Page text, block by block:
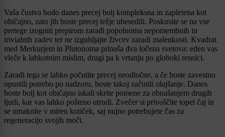
Vaša čustva bodo danes precej bolj kompleksna in zapletena kot
običajno, zato jih boste precej težje ubesedili. Poskusite se na vse
pretege izogniti prepirom zaradi popolnoma nepomembnih in
trivialnih zadev ter ne izgubljajte živcev zaradi malenkosti. Kvadrat
med Merkurjem in Plutonoma prinaša dva ločena svetova: eden vas
vleče k lahkotnim mislim, drugi pa k vrtanju po globoki resnici.
Zaradi tega se lahko počutite precej neodločne, a če boste zavestno
opustili potrebo po nadzoru, boste takoj začutili olajšanje. Danes
boste bolj kot običajno iskali skrite pomene za obnašanjem drugih
ljudi, kar vas lahko pošteno utrudi. Zvečer si privoščite topel čaj in
se umaknite v miren kotiček, saj nujno potrebujete čas za
regeneracijo svojih moči.